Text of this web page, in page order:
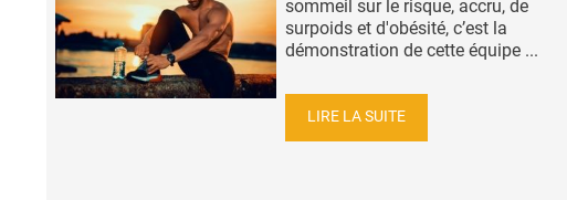
sommeil sur le risque, accru, de
surpoids et d'obésité, c’est la
démonstration de cette équipe ...
LIRE LA SUITE